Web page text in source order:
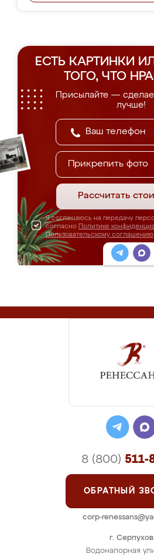
ЕСТЬ КАРТИНКИ
ТОГО, ЧТО
Присылайте —
лучше!
Прикрепить фото
Рассчитать
Я соглашаюсь на передачу
согласно Политике
Пользовательскому соглашению
г. Серпухов
Водонапорная
8 (800) 511-
ОБРАТНЫЙ
corp-